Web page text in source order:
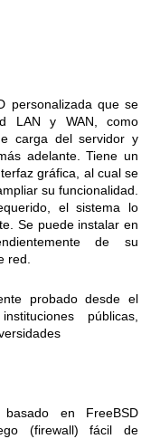
personalizada que se
LAN y WAN, como
carga del servidor y
adelante. Tiene un
gráfica, al cual se
su funcionalidad.
el sistema lo
Se puede instalar en
de su
red.
probado desde el
públicas,
en FreeBSD
(firewall) fácil de